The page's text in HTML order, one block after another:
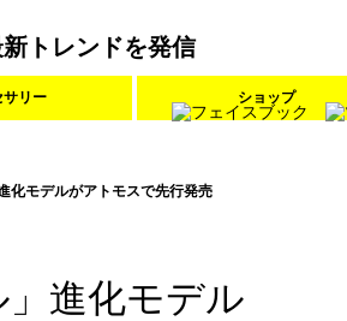
トレンドを発信
サリー ショップ
化モデルがアトモスで先行発売
進化モデル